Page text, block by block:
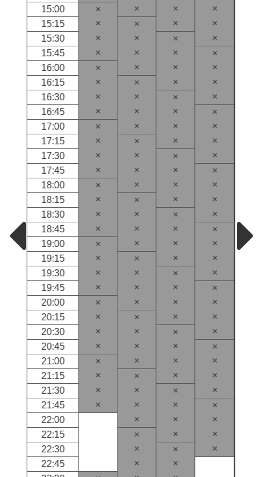
15:00
× × ×
×
15:15
× × ×
×
15:30
× × ×
×
15:45
× × ×
×
16:00
× × ×
×
16:15
× × ×
×
16:30
× × ×
×
16:45
× × ×
×
17:00
× × ×
×
17:15
× × ×
×
17:30
× × ×
×
17:45
× × ×
×
18:00
× × ×
×
18:15
× × ×
×
18:30
× × ×
×
18:45
× × ×
×
19:00
× × ×
×
19:15
× × ×
×
19:30
× × ×
×
19:45
× × ×
×
20:00
× × ×
×
20:15
× × ×
×
20:30
× × ×
×
20:45
× × ×
×
21:00
× × ×
×
21:15
× × ×
×
21:30
× × ×
×
21:45
× × ×
×
22:00
× ×
×
22:15
× ×
×
22:30
× ×
×
22:45
×
×